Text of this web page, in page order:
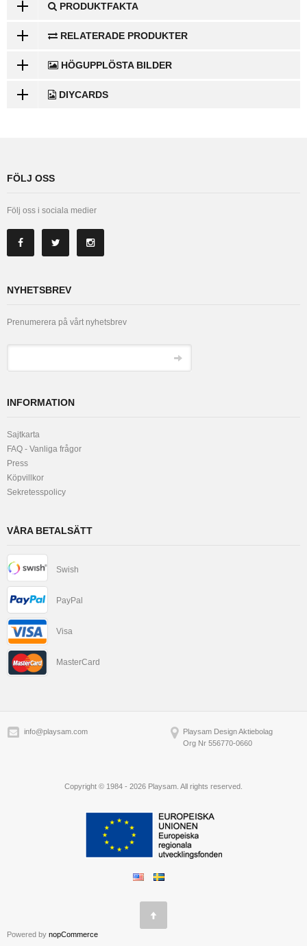
PRODUKTFAKTA
RELATERADE PRODUKTER
HÖGUPPLÖSTA BILDER
DIYCARDS
FÖLJ OSS
Följ oss i sociala medier
NYHETSBREV
Prenumerera på vårt nyhetsbrev
INFORMATION
Sajtkarta
FAQ - Vanliga frågor
Press
Köpvillkor
Sekretesspolicy
VÅRA BETALSÄTT
Swish
PayPal
Visa
MasterCard
info@playsam.com
Playsam Design Aktiebolag
Org Nr 556770-0660
Copyright © 1984 - 2026 Playsam. All rights reserved.
Powered by nopCommerce